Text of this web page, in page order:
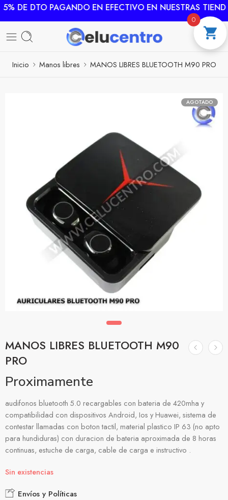
DE DTO PAGANDO EN EFECTIVO EN NUESTRAS
Inicio Manos libres MANOS LIBRES BLUETOOTH M90 PRO
AGOTADO
MANOS LIBRES BLUETOOTH M90
PRO
Proximamente
audifonos bluetooth 5.0 recargables con bateria de 420mha y
compatibilidad con dispositivos Android, Ios y Huawei, sistema de
contestar llamadas con boton tactil, material plastico IP 63 (no apto
para hundiduras) con duracion de bateria aproximada de 8 horas
continuas, estuche de carga, cable de carga e instructivo .
Sin existencias
Envíos y Políticas
0